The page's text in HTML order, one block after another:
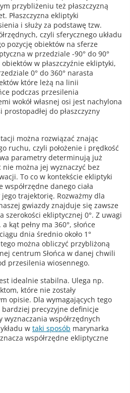
przybliżeniu też płaszczyzną
Płaszczyzna ekliptyki
i służy za podstawę tzw.
czyli sferycznego układu
pozycję obiektów na sferze
w przedziale -90° do 90°
w płaszczyźnie ekliptyki,
0° do 360° narasta
które leżą na linii
podczas przesilenia
wokół własnej osi jest nachylona
prostopadłej do płaszczyzny
można rozwiązać znając
ruchu, czyli położenie i prędkość
parametry determinują już
nie można jej wyznaczyć bez
To co w kontekście ekliptyki
danego ciała
trajektorię. Rozważmy dla
gwiazdy znajduje się zawsze
ekliptycznej 0°. Z uwagi
kąt pełny ma 360°, słońce
dnia średnio około 1°
można obliczyć przybliżoną
centrum Słońca w danej chwili
przesilenia wiosennego.
idealnie stabilna. Ulega np.
które nie zostały
opisie. Dla wymagających tego
bardziej precyzyjne definicje
współrzędnych
w taki sposób marynarka
współrzędne ekliptyczne